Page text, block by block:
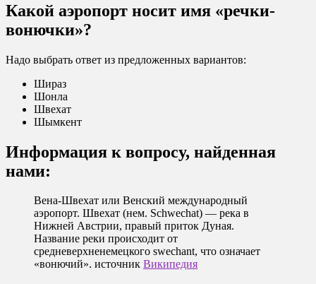
Какой аэропорт носит имя «речки-
вонючки»?
Надо выбрать ответ из предложенных вариантов:
Шираз
Шонла
Швехат
Шымкент
Информация к вопросу, найденная
нами:
Вена-Швехат или Венский международный
аэропорт. Швехат (нем. Schwechat) — река в
Нижней Австрии, правый приток Дуная.
Название реки происходит от
средневерхненемецкого swechant, что означает
«вонючий». источник Википедия